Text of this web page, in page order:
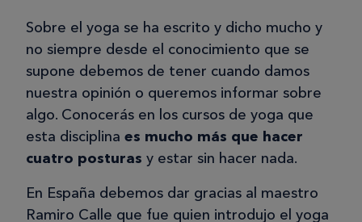
Sobre el yoga se ha escrito y dicho mucho y
no siempre desde el conocimiento que se
supone debemos de tener cuando damos
nuestra opinión o queremos informar sobre
algo. Conocerás en los cursos de yoga que
esta disciplina es mucho más que hacer
cuatro posturas y estar sin hacer nada.
En España debemos dar gracias al maestro
Ramiro Calle que fue quien introdujo el yoga